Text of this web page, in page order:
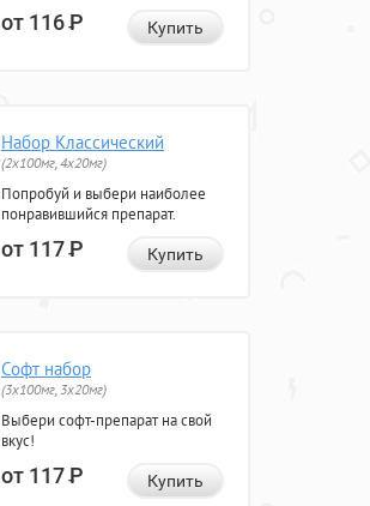
от 116Р Купить
Набор Классический
(2x100мг, 4x20мг)
Попробуй и выбери наиболее
понравившийся препарат.
от 117Р Купить
Софт набор
(3x100мг, 3x20мг)
Выбери софт-препарат на свой
вкус!
от 117Р Купить